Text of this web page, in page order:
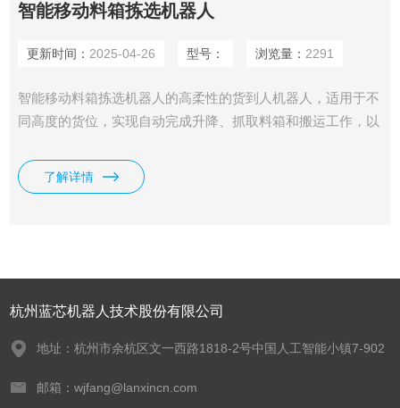
智能移动料箱拣选机器人
更新时间： 2025-04-26 型号： 浏览量： 2291
智能移动料箱拣选机器人的高柔性的货到人机器人，适用于不
同高度的货位，实现自动完成升降、抓取料箱和搬运工作，以
使用环境进行改造，机器人可以准确拣取目标货物，吸取或夹
抱等多种末端执行方式。
了解详情
杭州蓝芯机器人技术股份有限公司
地址：杭州市余杭区文一西路1818-2号中国人工智能小镇7-902
邮箱：wjfang@lanxincn.com